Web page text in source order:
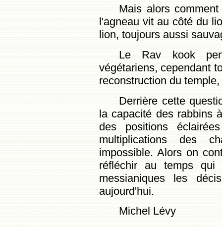
Mais alors
l'agneau vit au côté du
lion, toujours aussi
Le Rav kook
végétariens, cependant
reconstruction du
Derrière cette
la capacité des rabbins
des positions
multiplications des
impossible. Alors on
réfléchir au temps
messianiques les
aujourd'hui.
Michel Lévy